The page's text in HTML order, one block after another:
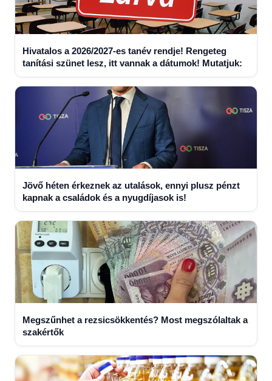
Hivatalos a 2026/2027-es tanév rendje! Rengeteg
tanítási szünet lesz, itt vannak a dátumok! Mutatjuk:
Jövő héten érkeznek az utalások, ennyi plusz pénzt
kapnak a családok és a nyugdíjasok is!
Megszűnhet a rezsicsökkentés? Most megszólaltak a
szakértők